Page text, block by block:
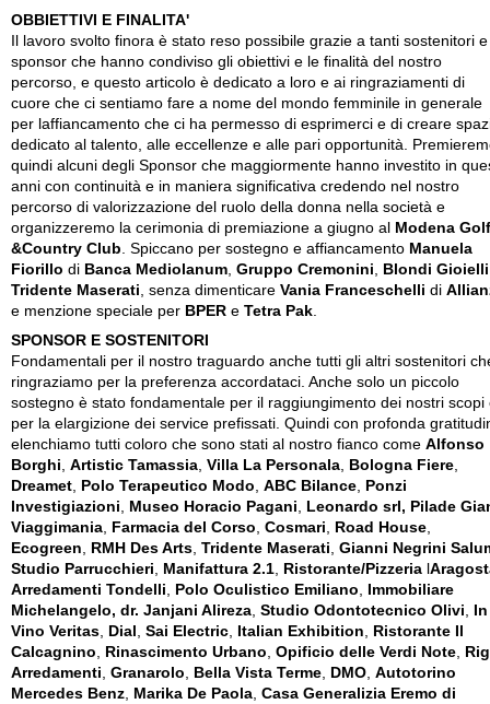
OBBIETTIVI E FINALITA'
Il lavoro svolto finora è stato reso possibile grazie a tanti sostenitori e
sponsor che hanno condiviso gli obiettivi e le finalità del nostro
percorso, e questo articolo è dedicato a loro e ai ringraziamenti di
cuore che ci sentiamo fare a nome del mondo femminile in generale
per laffiancamento che ci ha permesso di esprimerci e di creare
dedicato al talento, alle eccellenze e alle pari opportunità.
quindi alcuni degli Sponsor che maggiormente hanno investito in
anni con continuità e in maniera significativa credendo nel nostro
percorso di valorizzazione del ruolo della donna nella società e
organizzeremo la cerimonia di premiazione a giugno al Modena Golf
&Country Club . Spiccano per sostegno e affiancamento Manuela
Fiorillo di Banca Mediolanum Gruppo Cremonini Blondi Gioielli
Tridente Maserati , senza dimenticare Vania Franceschelli di
e menzione speciale per BPER e Tetra Pak
SPONSOR E SOSTENITORI
Fondamentali per il nostro traguardo anche tutti gli altri sostenitori
ringraziamo per la preferenza accordataci. Anche solo un piccolo
sostegno è stato fondamentale per il raggiungimento dei nostri scopi
per la elargizione dei service prefissati. Quindi con profonda
elenchiamo tutti coloro che sono stati al nostro fianco come Alfonso
Borghi Artistic Tamassia Villa La Personala Bologna Fiere
Dreamet
Polo Terapeutico Modo ABC Bilance
Ponzi
Investigiazioni
Museo Horacio Pagani
Leonardo srl, Pilade
Viaggimania
Farmacia del Corso Cosmari Road House
Ecogreen
RMH Des Arts Tridente Maserati Gianni Negrini
Studio Parrucchieri
Manifattura 2.1 Ristorante/Pizzeria
Arredamenti Tondelli
Polo Oculistico Emiliano
Immobiliare
Michelangelo, dr. Janjani Alireza Studio Odontotecnico Olivi
In
Vino Veritas
Dial Sai Electric Italian Exhibition
Ristorante Il
Calcagnino
Rinascimento Urbano Opificio delle Verdi Note
Arredamenti Granarolo Bella Vista Terme DMO Autotorino
Mercedes Benz
Marika De Paola Casa Generalizia Eremo di